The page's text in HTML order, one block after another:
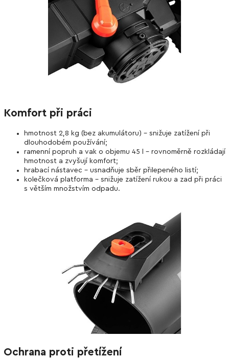
Komfort při práci
hmotnost 2,8 kg (bez akumulátoru) – snižuje zatížení při
dlouhodobém používání;
ramenní popruh a vak o objemu 45 l – rovnoměrně rozkládají
hmotnost a zvyšují komfort;
hrabací nástavec – usnadňuje sběr přilepeného listí;
kolečková platforma – snižuje zatížení rukou a zad při práci
s větším množstvím odpadu.
Ochrana proti přetížení